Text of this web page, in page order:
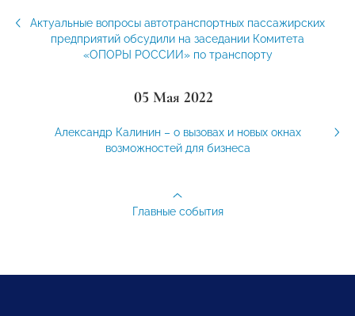
Актуальные вопросы автотранспортных пассажирских
предприятий обсудили на заседании Комитета
«ОПОРЫ РОССИИ» по транспорту
05 Мая 2022
Александр Калинин – о вызовах и новых окнах
возможностей для бизнеса
Главные события